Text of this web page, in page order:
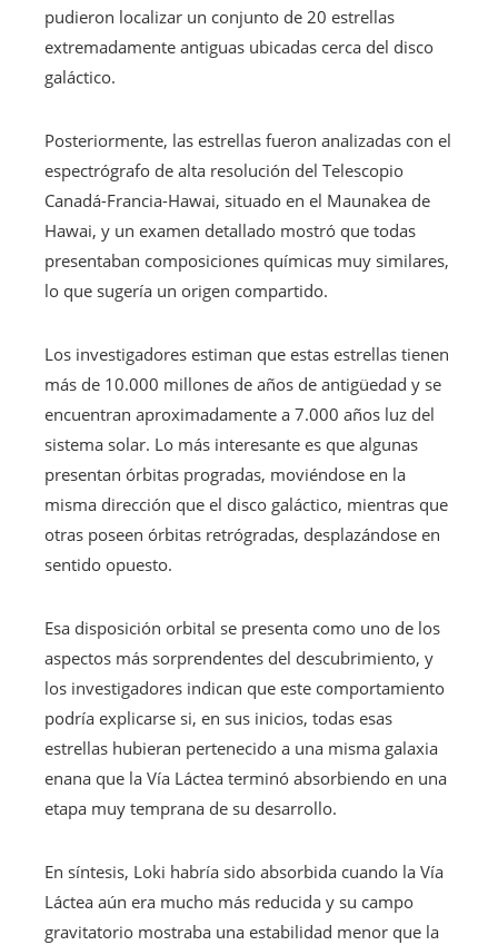
pudieron localizar un conjunto de 20 estrellas
extremadamente antiguas ubicadas cerca del disco
galáctico.
Posteriormente, las estrellas fueron analizadas con el
espectrógrafo de alta resolución del Telescopio
Canadá-Francia-Hawai, situado en el Maunakea de
Hawai, y un examen detallado mostró que todas
presentaban composiciones químicas muy similares,
lo que sugería un origen compartido.
Los investigadores estiman que estas estrellas tienen
más de 10.000 millones de años de antigüedad y se
encuentran aproximadamente a 7.000 años luz del
sistema solar. Lo más interesante es que algunas
presentan órbitas progradas, moviéndose en la
misma dirección que el disco galáctico, mientras que
otras poseen órbitas retrógradas, desplazándose en
sentido opuesto.
Esa disposición orbital se presenta como uno de los
aspectos más sorprendentes del descubrimiento, y
los investigadores indican que este comportamiento
podría explicarse si, en sus inicios, todas esas
estrellas hubieran pertenecido a una misma galaxia
enana que la Vía Láctea terminó absorbiendo en una
etapa muy temprana de su desarrollo.
En síntesis, Loki habría sido absorbida cuando la Vía
Láctea aún era mucho más reducida y su campo
gravitatorio mostraba una estabilidad menor que la